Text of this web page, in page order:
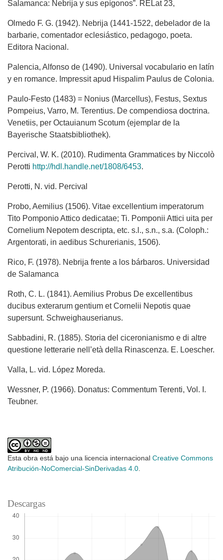
Salamanca: Nebrija y sus epígonos”. RELat 23,
Olmedo F. G. (1942). Nebrija (1441-1522, debelador de la
barbarie, comentador eclesiástico, pedagogo, poeta.
Editora Nacional.
Palencia, Alfonso de (1490). Universal vocabulario en latín
y en romance. Impressit apud Hispalim Paulus de Colonia.
Paulo-Festo (1483) = Nonius (Marcellus), Festus, Sextus
Pompeius, Varro, M. Terentius. De compendiosa doctrina.
Venetiis, per Octauianum Scotum (ejemplar de la
Bayerische Staatsbibliothek).
Percival, W. K. (2010). Rudimenta Grammatices by Niccolò
Perotti http://hdl.handle.net/1808/6453.
Perotti, N. vid. Percival
Probo, Aemilius (1506). Vitae excellentium imperatorum
Tito Pomponio Attico dedicatae; Ti. Pomponii Attici uita per
Cornelium Nepotem descripta, etc. s.l., s.n., s.a. (Coloph.:
Argentorati, in aedibus Schurerianis, 1506).
Rico, F. (1978). Nebrija frente a los bárbaros. Universidad
de Salamanca
Roth, C. L. (1841). Aemilius Probus De excellentibus
ducibus exterarum gentium et Cornelii Nepotis quae
supersunt. Schweighauserianus.
Sabbadini, R. (1885). Storia del ciceronianismo e di altre
questione letterarie nell’età della Rinascenza. E. Loescher.
Valla, L. vid. López Moreda.
Wessner, P. (1966). Donatus: Commentum Terenti, Vol. I.
Teubner.
Esta obra está bajo una licencia internacional Creative Commons
Atribución-NoComercial-SinDerivadas 4.0.
Descargas